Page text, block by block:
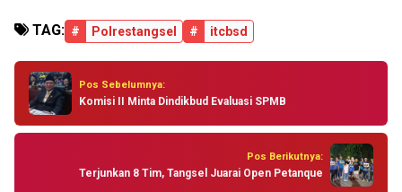
TAG: # Polrestangsel # itcbsd
Pos Sebelumnya:
Komisi II Minta Dindikbud Evaluasi SPMB
Pos Berikutnya:
Terjunkan 8 Tim, Tangsel Juarai Open Petanque